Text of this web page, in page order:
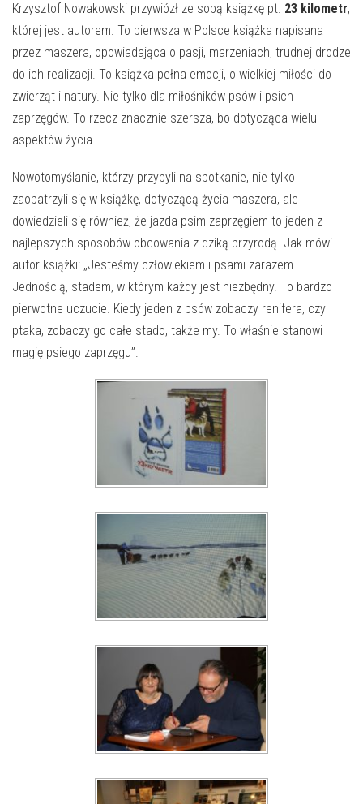
Krzysztof Nowakowski przywiózł ze sobą książkę pt. 23 kilometr,
której jest autorem. To pierwsza w Polsce książka napisana
przez maszera, opowiadająca o pasji, marzeniach, trudnej drodze
do ich realizacji. To książka pełna emocji, o wielkiej miłości do
zwierząt i natury. Nie tylko dla miłośników psów i psich
zaprzęgów. To rzecz znacznie szersza, bo dotycząca wielu
aspektów życia.
Nowotomyślanie, którzy przybyli na spotkanie, nie tylko
zaopatrzyli się w książkę, dotyczącą życia maszera, ale
dowiedzieli się również, że jazda psim zaprzęgiem to jeden z
najlepszych sposobów obcowania z dziką przyrodą. Jak mówi
autor książki: „Jesteśmy człowiekiem i psami zarazem.
Jednością, stadem, w którym każdy jest niezbędny. To bardzo
pierwotne uczucie. Kiedy jeden z psów zobaczy renifera, czy
ptaka, zobaczy go całe stado, także my. To właśnie stanowi
magię psiego zaprzęgu”.